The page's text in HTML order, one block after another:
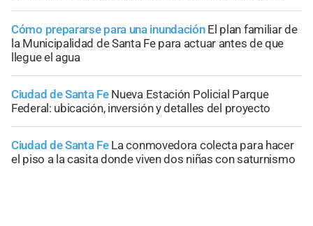
Cómo prepararse para una inundación El plan familiar de
la Municipalidad de Santa Fe para actuar antes de que
llegue el agua
Ciudad de Santa Fe Nueva Estación Policial Parque
Federal: ubicación, inversión y detalles del proyecto
Ciudad de Santa Fe La conmovedora colecta para hacer
el piso a la casita donde viven dos niñas con saturnismo